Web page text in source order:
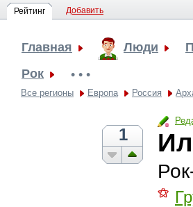
Рейтинг Добавить
Главная Люди
Рок
• • •
Все регионы Европа Россия
1
⚝